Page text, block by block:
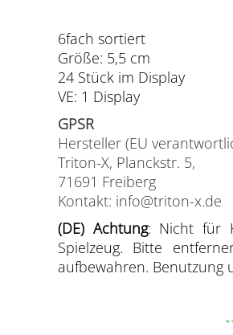
6fach sortiert
Größe: 5,5 cm
24 Stück im Display
VE: 1 Display
GPSR
Hersteller (EU
Triton-X, Planckstr. 5,
71691 Freiberg
Kontakt: info@triton-x.de
(DE) Achtung: Nicht für
Spielzeug. Bitte
aufbewahren. Benutzung